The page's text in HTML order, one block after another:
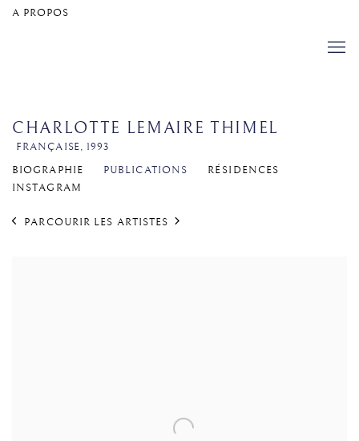
A PROPOS
CHARLOTTE LEMAIRE THIMEL
FRANÇAISE,1993
BIOGRAPHIE
PUBLICATIONS
RÉSIDENCES
INSTAGRAM
PARCOURIR LES ARTISTES